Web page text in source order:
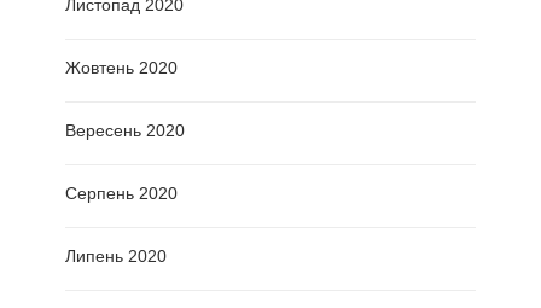
Листопад 2020
Жовтень 2020
Вересень 2020
Серпень 2020
Липень 2020